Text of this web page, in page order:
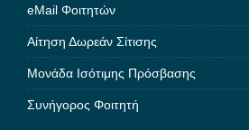
eMail Φοιτητών
Αίτηση Δωρεάν Σίτισης
Μονάδα Ισότιμης Πρόσβασης
Συνήγορος Φοιτητή